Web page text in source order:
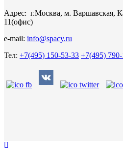
Адрес: г.Москва, м. Варшавская,
11(офис)
e-mail: info@spacy.ru
Тел: +7(495) 150-53-33 +7(495)